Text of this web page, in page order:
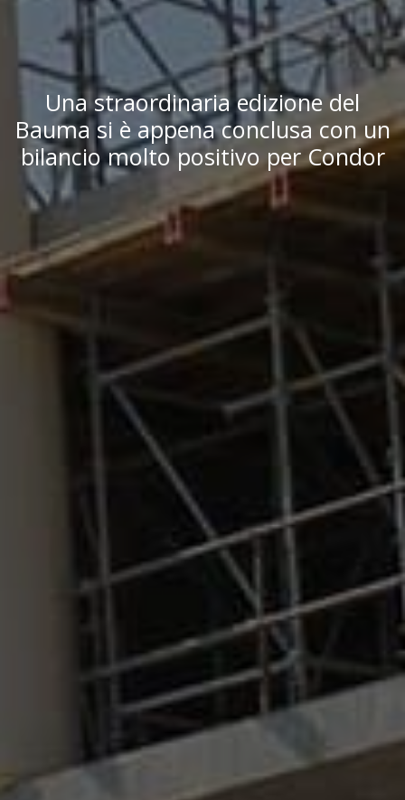
Una straordinaria edizione del
Bauma si è appena conclusa con un
bilancio molto positivo per Condor